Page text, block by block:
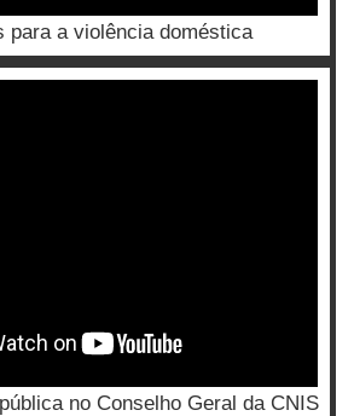
para a violência doméstica
no Conselho Geral da CNIS